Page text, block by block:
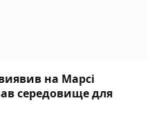
на Марсі
середовище для